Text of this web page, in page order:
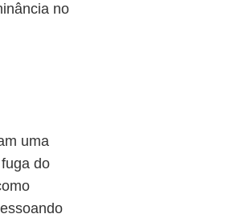
no
uma
do